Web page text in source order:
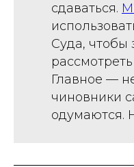
сдаваться.
Суда, чтобы
Главное —
чиновники
одумаются.